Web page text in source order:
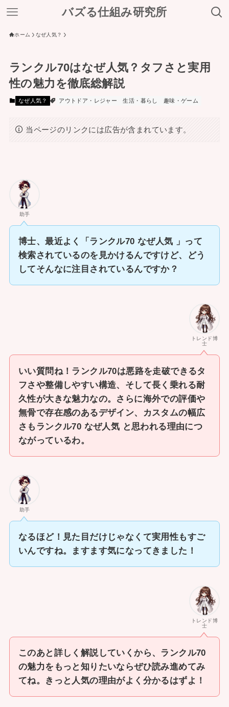
バズる仕組み研究所
ホーム なぜ人気？
ランクル70はなぜ人気？タフさと実用
性の魅力を徹底総解説
なぜ人気？ アウトドア・レジャー 生活・暮らし 趣味・ゲーム
当ページのリンクには広告が含まれています。
助手
博士、最近よく「ランクル70 なぜ人気 」って
検索されているのを見かけるんですけど、どう
してそんなに注目されているんですか？
トレンド博
士
いい質問ね！ランクル70は悪路を走破できるタ
フさや整備しやすい構造、そして長く乗れる耐
久性が大きな魅力なの。さらに海外での評価や
無骨で存在感のあるデザイン、カスタムの幅広
さもランクル70 なぜ人気 と思われる理由につ
ながっているわ。
助手
なるほど！見た目だけじゃなくて実用性もすご
いんですね。ますます気になってきました！
トレンド博
士
このあと詳しく解説していくから、ランクル70
の魅力をもっと知りたいならぜひ読み進めてみ
てね。きっと人気の理由がよく分かるはずよ！